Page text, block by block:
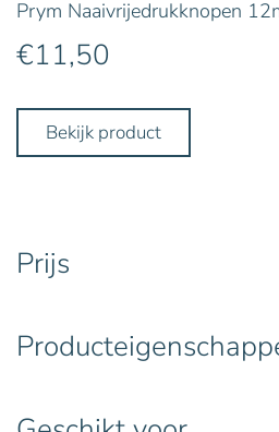
Prym Naaivrijedrukknopen
€11,50
Bekijk product
Prijs